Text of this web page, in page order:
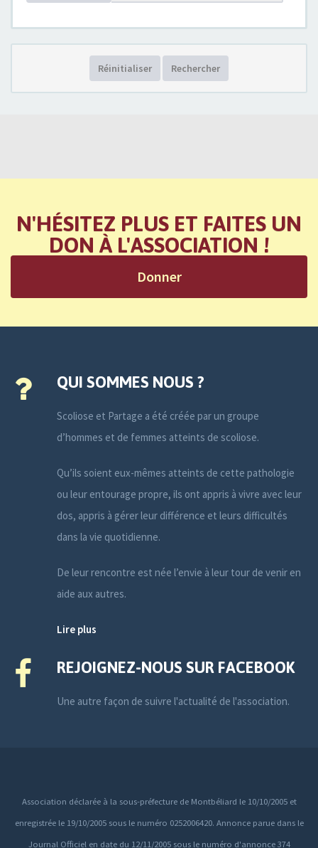
Réinitialiser Rechercher
N'HÉSITEZ PLUS ET FAITES UN
DON À L'ASSOCIATION !
Donner
QUI SOMMES NOUS ?
Scoliose et Partage a été créée par un groupe
d’hommes et de femmes atteints de scoliose.
Qu’ils soient eux-mêmes atteints de cette pathologie
ou leur entourage propre, ils ont appris à vivre avec leur
dos, appris à gérer leur différence et leurs difficultés
dans la vie quotidienne.
De leur rencontre est née l’envie à leur tour de venir en
aide aux autres.
Lire plus
REJOIGNEZ-NOUS SUR FACEBOOK
Une autre façon de suivre l'actualité de l'association.
Association déclarée à la sous-préfecture de Montbéliard le 10/10/2005 et
enregistrée le 19/10/2005 sous le numéro 0252006420. Annonce parue dans le
Journal Officiel en date du 12/11/2005 sous le numéro d'annonce 374